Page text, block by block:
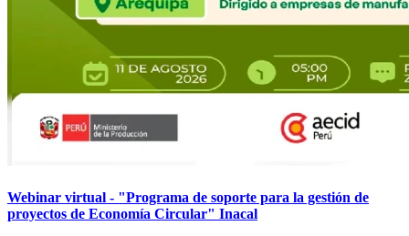
Webinar virtual - "Programa de soporte para la gestión de
proyectos de Economía Circular" Inacal